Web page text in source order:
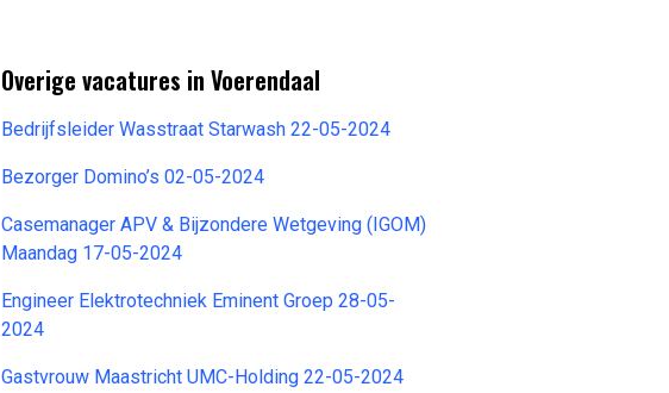
Overige vacatures in Voerendaal
Bedrijfsleider Wasstraat Starwash 22-05-2024
Bezorger Domino’s 02-05-2024
Casemanager APV & Bijzondere Wetgeving (IGOM)
Maandag 17-05-2024
Engineer Elektrotechniek Eminent Groep 28-05-
2024
Gastvrouw Maastricht UMC-Holding 22-05-2024